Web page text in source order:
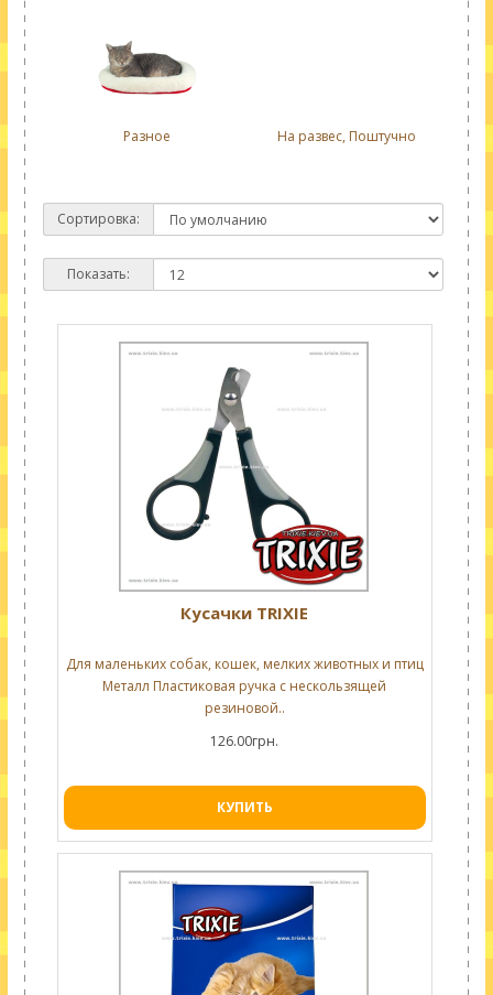
Разное На развес, Поштучно
Сортировка:
Показать:
Кусачки TRIXIE
Для маленьких собак, кошек, мелких животных и птиц
Металл Пластиковая ручка с нескользящей
резиновой..
126.00грн.
КУПИТЬ